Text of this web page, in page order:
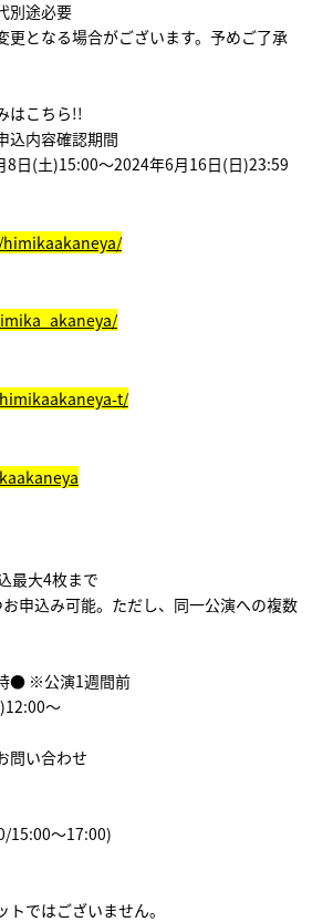
別途必要
となる場合がございます。予めご了承
はこちら!!
込内容確認期間
日(土)15:00～2024年6月16日(日)23:59
t/
最大4枚まで
申込み可能。ただし、同一公演への複数
● ※公演1週間前
～
問い合わせ
15:00～17:00)
ではございません。